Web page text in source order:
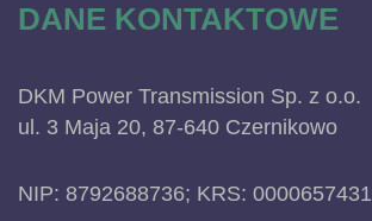
DANE KONTAKTOWE
DKM Power Transmission Sp. z o.o.
ul. 3 Maja 20, 87-640 Czernikowo
NIP: 8792688736; KRS: 0000657431